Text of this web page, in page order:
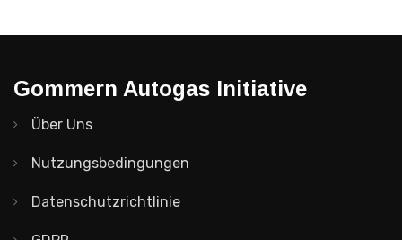
Gommern Autogas Initiative
Über Uns
Nutzungsbedingungen
Datenschutzrichtlinie